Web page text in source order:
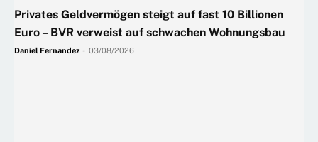
Privates Geldvermögen steigt auf fast 10 Billionen
Euro – BVR verweist auf schwachen Wohnungsbau
Daniel Fernandez 03/08/2026